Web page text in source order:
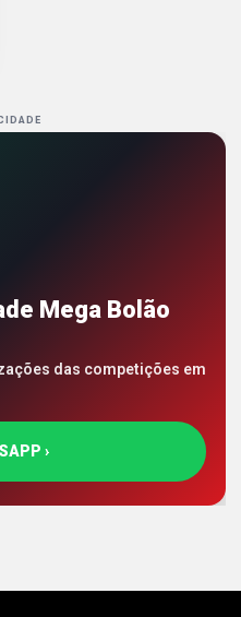
Mega Bolão
das competições em
›